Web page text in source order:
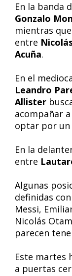
En la banda
Gonzalo
mientras
entre
Acuña.
En el
Leandro
Allister
acompañar
optar por un
En la
entre
Algunas
definidas
Messi,
Nicolás
parecen
Este martes
a puertas